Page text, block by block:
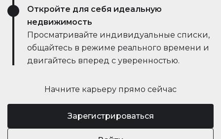
Начните карьеру прямо сейчас
Зарегистрироваться
Откройте для себя идеальную
недвижимость
Просматривайте индивидуальные списки,
общайтесь в режиме реального времени и
двигайтесь вперед с уверенностью.